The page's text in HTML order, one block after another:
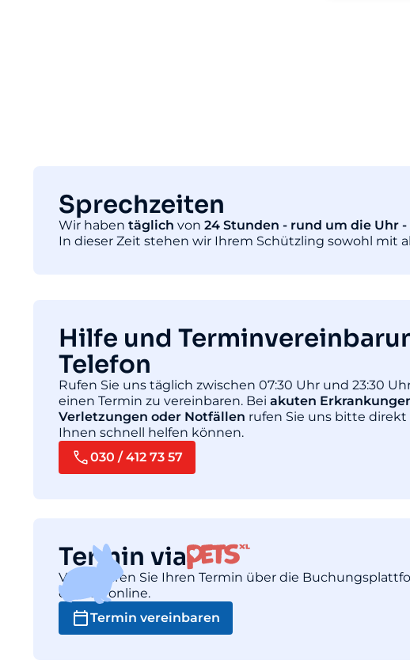
Sprechzeiten
Wir haben täglich von 24 Stunden - rund um die Uhr -
In dieser Zeit stehen wir Ihrem Schützling sowohl mit
Hilfe und
Telefon
Rufen Sie uns täglich zwischen 07:30 Uhr und 23:30
einen Termin zu vereinbaren. Bei akuten
Verletzungen oder Notfällen rufen Sie uns bitte direkt
Ihnen schnell helfen können.
030 / 412 73 57
Termin via
Vereinbaren Sie Ihren Termin über die
einfach online.
Termin vereinbaren